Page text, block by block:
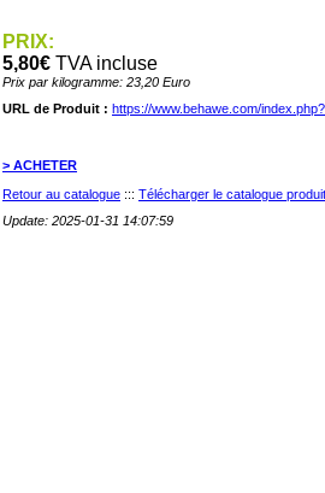
PRIX:
5,80€ TVA incluse
Prix par kilogramme: 23,20 Euro
URL de Produit : https://www.behawe.com/
> ACHETER
Retour au catalogue ::: Télécharger le catalogue
Update: 2025-01-31 14:07:59